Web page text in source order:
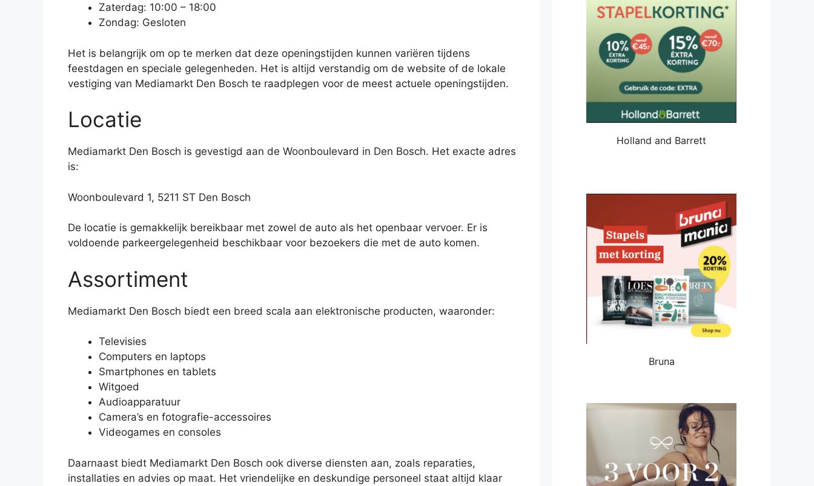
Zaterdag: 10:00 – 18:00
Zondag: Gesloten
Het is belangrijk om op te merken dat deze openingstijden kunnen variëren tijdens
feestdagen en speciale gelegenheden. Het is altijd verstandig om de website of de lokale
vestiging van Mediamarkt Den Bosch te raadplegen voor de meest actuele openingstijden.
Locatie
Mediamarkt Den Bosch is gevestigd aan de Woonboulevard in Den Bosch. Het exacte adres
is:
Woonboulevard 1, 5211 ST Den Bosch
De locatie is gemakkelijk bereikbaar met zowel de auto als het openbaar vervoer. Er is
voldoende parkeergelegenheid beschikbaar voor bezoekers die met de auto komen.
Assortiment
Mediamarkt Den Bosch biedt een breed scala aan elektronische producten, waaronder:
Televisies
Computers en laptops
Smartphones en tablets
Witgoed
Audioapparatuur
Camera’s en fotografie-accessoires
Videogames en consoles
Daarnaast biedt Mediamarkt Den Bosch ook diverse diensten aan, zoals reparaties,
installaties en advies op maat. Het vriendelijke en deskundige personeel staat altijd klaar
Holland and Barrett
Bruna